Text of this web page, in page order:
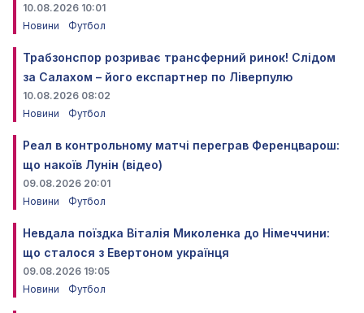
10.08.2026 10:01
Новини
Футбол
Трабзонспор розриває трансферний ринок! Слідом
за Салахом – його експартнер по Ліверпулю
10.08.2026 08:02
Новини
Футбол
Реал в контрольному матчі переграв Ференцварош:
що накоїв Лунін (відео)
09.08.2026 20:01
Новини
Футбол
Невдала поїздка Віталія Миколенка до Німеччини:
що сталося з Евертоном українця
09.08.2026 19:05
Новини
Футбол